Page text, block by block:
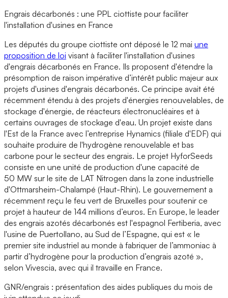
Engrais décarbonés : une PPL ciottiste pour faciliter
l'installation d'usines en France
Les députés du groupe ciottiste ont déposé le 12 mai une
proposition de loi visant à faciliter l'installation d'usines
d'engrais décarbonés en France. Ils proposent d'étendre la
présomption de raison impérative d’intérêt public majeur aux
projets d'usines d'engrais décarbonés. Ce principe avait été
récemment étendu à des projets d'énergies renouvelables, de
stockage d'énergie, de réacteurs électronucléaires et à
certains ouvrages de stockage d'eau. Un projet existe dans
l'Est de la France avec l’entreprise Hynamics (filiale d'EDF) qui
souhaite produire de l'hydrogène renouvelable et bas
carbone pour le secteur des engrais. Le projet HyforSeeds
consiste en une unité de production d'une capacité de
50 MW sur le site de LAT Nitrogen dans la zone industrielle
d'Ottmarsheim-Chalampé (Haut-Rhin). Le gouvernement a
récemment reçu le feu vert de Bruxelles pour soutenir ce
projet à hauteur de 144 millions d’euros. En Europe, le leader
des engrais azotés décarbonés est l'espagnol Fertiberia, avec
l'usine de Puertollano, au Sud de l’Espagne, qui est « le
premier site industriel au monde à fabriquer de l’ammoniac à
partir d’hydrogène pour la production d’engrais azoté »,
selon Vivescia, avec qui il travaille en France.
GNR/engrais : présentation des aides publiques du mois de